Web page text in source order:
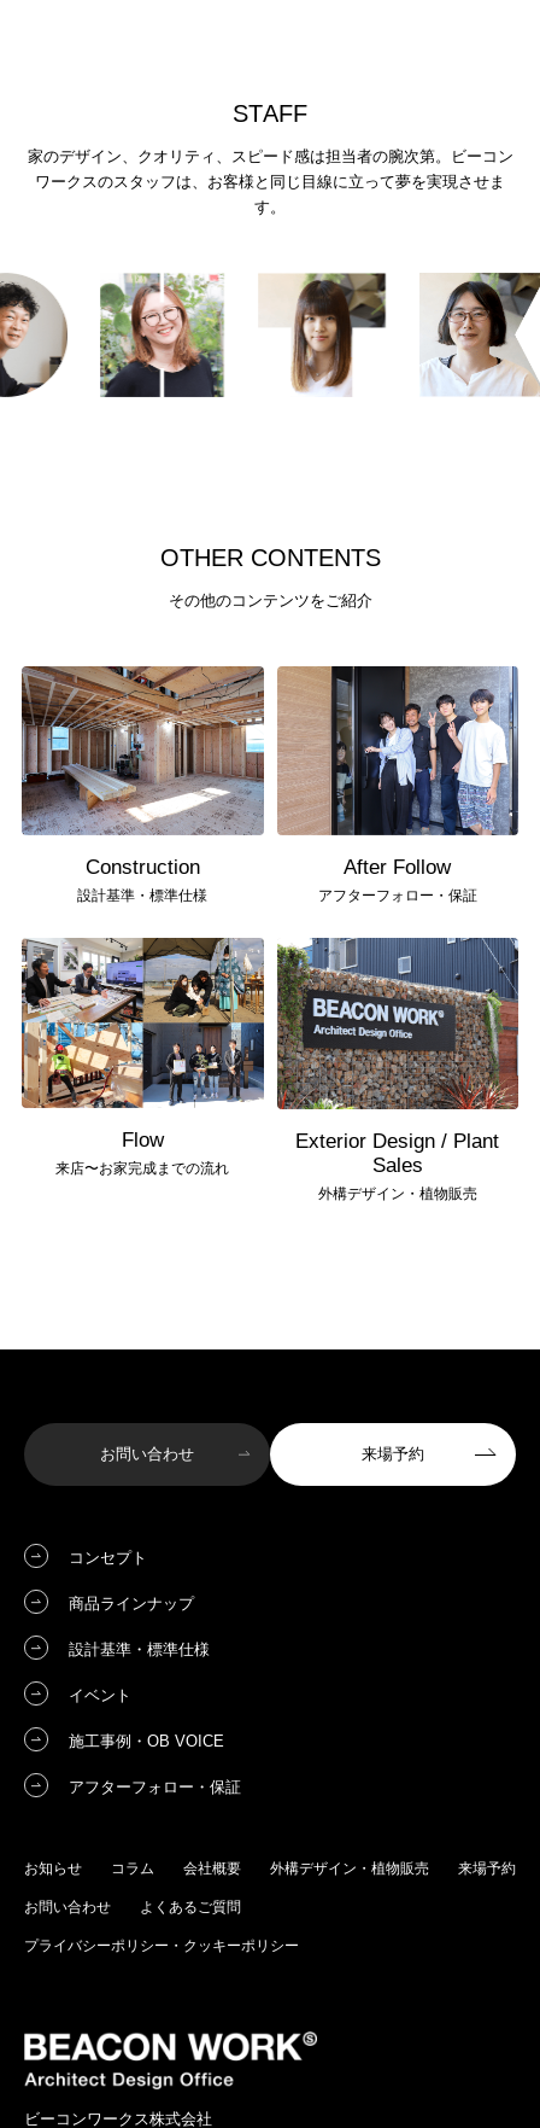
STAFF
家のデザイン、クオリティ、スピード感は担当者の腕次第。
ビーコン
ワークスのスタッフは、お客様と同じ目線に立って夢を実現させま
す。
OTHER CONTENTS
その他のコンテンツをご紹介
Construction
設計基準・標準仕様
After Follow
アフターフォロー・保証
Flow
来店〜お家完成までの流れ
Exterior Design / Plant
Sales
外構デザイン・植物販売
ビーコンワークス株式会社
コンセプト
商品ラインナップ
設計基準・標準仕様
イベント
施工事例・OB VOICE
アフターフォロー・保証
お知らせ コラム 会社概要 外構デザイン・植物販売 来場予約
お問い合わせ よくあるご質問
プライバシーポリシー・クッキーポリシー
お問い合わせ 来場予約